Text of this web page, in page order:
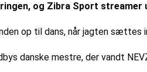
og Zibra Sport streamer
op til dans, når jagten
danske mestre, der vandt